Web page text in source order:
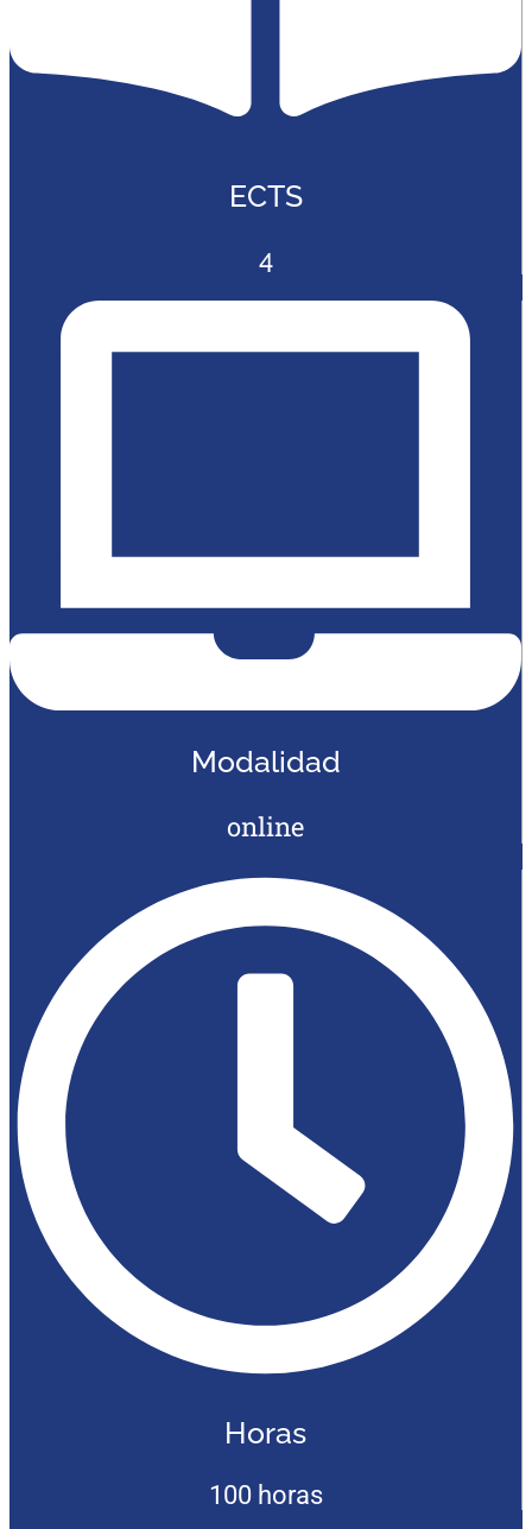
ECTS
4
Modalidad
online
Horas
100 horas